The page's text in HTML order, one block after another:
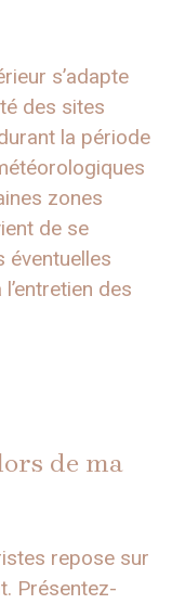
s’adapte
des sites
la période
zones
de se
éventuelles
des
de ma
repose sur
Présentez-